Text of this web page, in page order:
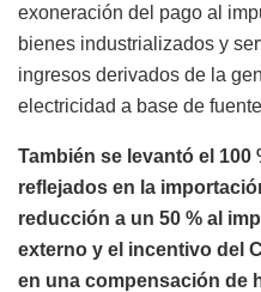
exoneración del pago al
bienes industrializados y
ingresos derivados de la
electricidad a base de
También se levantó el
reflejados en la
reducción a un 50 % al
externo y el incentivo del
en una compensación de